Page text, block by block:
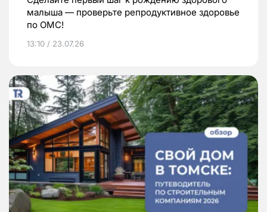
малыша — проверьте репродуктивное здоровье
по ОМС!
13:10 / 23.07.26